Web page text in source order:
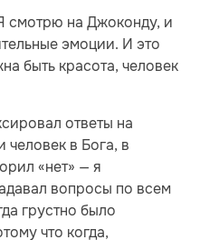
смотрю на Джоконду, и
эмоции. И это
быть красота, человек
ответы на
человек в Бога, в
«нет» — я
вопросы по всем
грустно было
что когда,